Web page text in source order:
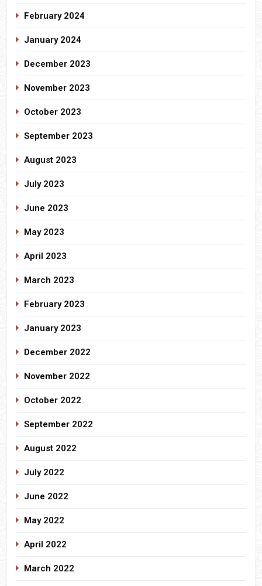
February 2024
January 2024
December 2023
November 2023
October 2023
September 2023
August 2023
July 2023
June 2023
May 2023
April 2023
March 2023
February 2023
January 2023
December 2022
November 2022
October 2022
September 2022
August 2022
July 2022
June 2022
May 2022
April 2022
March 2022